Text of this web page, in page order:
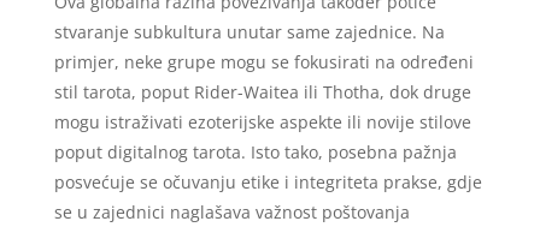
stvaranje subkultura unutar same zajednice. Na
primjer, neke grupe mogu se fokusirati na određeni
stil tarota, poput Rider-Waitea ili Thotha, dok druge
mogu istraživati ezoterijske aspekte ili novije stilove
poput digitalnog tarota. Isto tako, posebna pažnja
posvećuje se očuvanju etike i integriteta prakse, gdje
se u zajednici naglašava važnost poštovanja